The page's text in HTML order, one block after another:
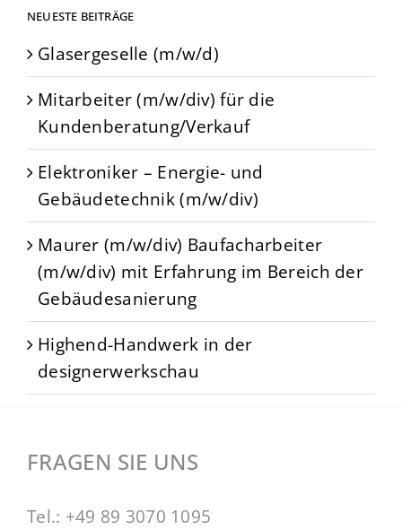
NEUESTE BEITRÄGE
Glasergeselle (m/w/d)
Mitarbeiter (m/w/div) für die
Kundenberatung/Verkauf
Elektroniker – Energie- und
Gebäudetechnik (m/w/div)
Maurer (m/w/div) Baufacharbeiter
(m/w/div) mit Erfahrung im Bereich der
Gebäudesanierung
Highend-Handwerk in der
designerwerkschau
FRAGEN SIE UNS
Tel.: +49 89 3070 1095